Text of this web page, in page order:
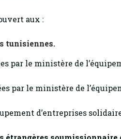
aux :
tunisiennes.
par le ministère de
par le ministère de
d’entreprises